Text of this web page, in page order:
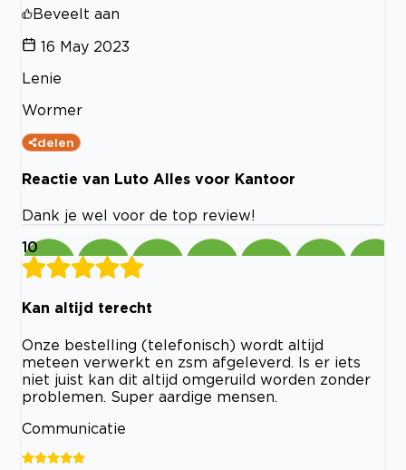
Beveelt aan
16 May 2023
Lenie
Wormer
delen
Reactie van Luto Alles voor Kantoor
Dank je wel voor de top review!
10
Kan altijd terecht
Onze bestelling (telefonisch) wordt altijd
meteen verwerkt en zsm afgeleverd. Is er iets
niet juist kan dit altijd omgeruild worden zonder
problemen. Super aardige mensen.
Communicatie